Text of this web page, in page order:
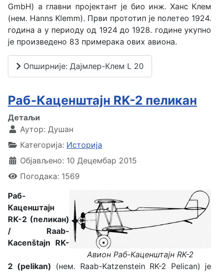
GmbH) а главни пројектант је био инж. Ханс Клем
(нем. Hanns Klemm). Први прототип је полетео 1924.
година а у периоду од 1924 до 1928. године укупно
је произведено 83 примерака ових авиона.
Опширније: Дајмлер-Клем L 20
Раб-Каценштајн RK-2 пеликан
Детаљи
Аутор: Душан
Категорија: Историја
Објављено: 10 Децембар 2015
Погодака: 1569
Авион Раб-Каценштајн RK-2
Раб-
Каценштајн
RK-2 (пеликан)
/ Raab-
Kacenštajn RK-
2 (pelikan) (нем. Raab-Katzenstein RK-2 Pelican) је